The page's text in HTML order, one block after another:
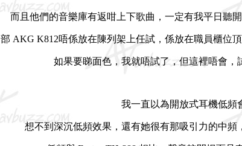
而且他們的音樂庫有返咁上下歌曲，一定有我平日聽
部 AKG K812唔係放在陳列架上任試，係放在職員櫃位
如果要睇面色，我就唔試了，但這裡唔會，
我一直以為開放式耳機低頻
想不到深沉低頻效果，還有她很有那吸引力的中頻